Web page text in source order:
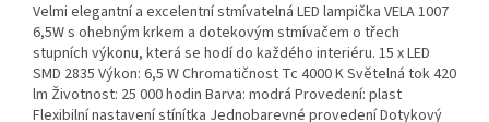
Velmi elegantní a excelentní stmívatelná LED lampička VELA 1007
6,5W s ohebným krkem a dotekovým stmívačem o třech
stupních výkonu, která se hodí do každého interiéru. 15 x LED
SMD 2835 Výkon: 6,5 W Chromatičnost Tc 4000 K Světelná tok 420
lm Životnost: 25 000 hodin Barva: modrá Provedení: plast
Flexibilní nastavení stínítka Jednobarevné provedení Dotykový